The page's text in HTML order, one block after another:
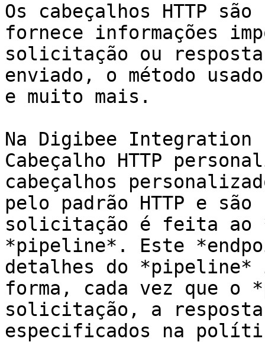
Os cabeçalhos HTTP
fornece informações
solicitação ou
enviado, o método
e muito mais.
Na Digibee
Cabeçalho HTTP
cabeçalhos
pelo padrão HTTP e são
solicitação é feita ao
*pipeline*. Este
detalhes do *pipeline*
forma, cada vez que o
solicitação, a resposta
especificados na